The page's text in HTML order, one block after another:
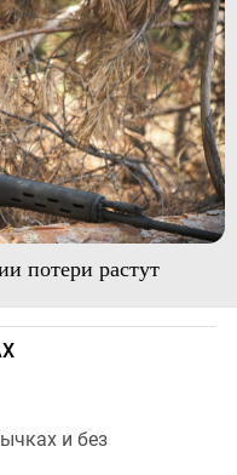
потери растут
и без